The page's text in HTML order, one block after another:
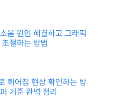
음 원인 해결하고 그래픽
절하는 방법
휘어짐 현상 확인하는 방
기준 완벽 정리